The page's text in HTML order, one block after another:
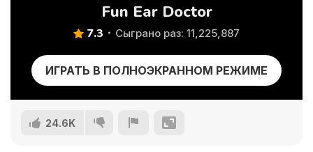
Fun Ear Doctor
7.3 Сыграно раз: 11,225,887
ИГРАТЬ В ПОЛНОЭКРАННОМ РЕЖИМЕ
24.6K